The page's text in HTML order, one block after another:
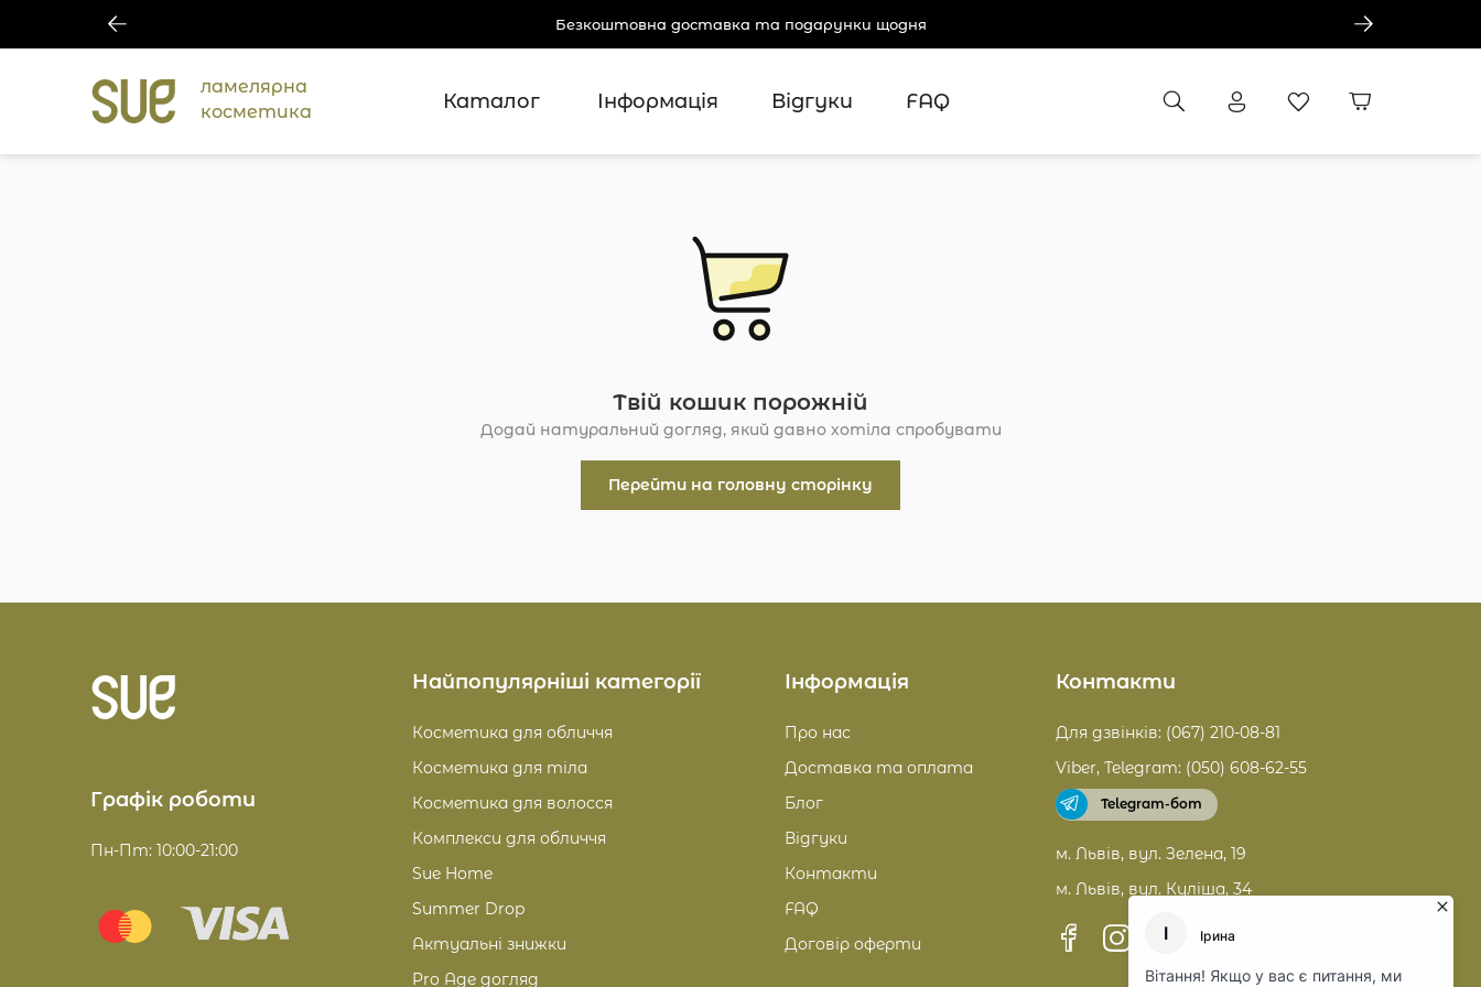
Безкоштовна доставка та подарунки щодня
ламелярна
косметика
Каталог Інформація Відгуки FAQ
Перейти на головну сторінку
Графік роботи
Пн-Пт: 10:00-21:00
Найпопулярніші категорії
Косметика для обличчя
Косметика для тіла
Косметика для волосся
Комплекси для обличчя
Sue Home
Summer Drop
Актуальні знижки
Pro Age догляд
Інформація
Про нас
Доставка та оплата
Блог
Відгуки
Контакти
FAQ
Договір оферти
Контакти
Для дзвінків: (067) 210-08-81
Viber, Telegram: (050) 608-62-55
Telegram-бот
м. Львів, вул. Зелена, 19
м. Львів, вул. Куліша, 34